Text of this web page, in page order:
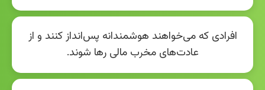
افرادی که می‌خواهند هوشمندانه پس‌انداز کنند و از
عادت‌های مخرب مالی رها شوند.